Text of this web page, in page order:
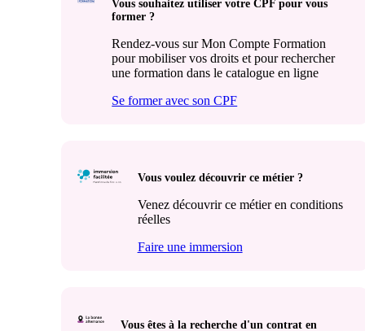
Vous souhaitez utiliser votre CPF pour vous
former ?
Rendez-vous sur Mon Compte Formation
pour mobiliser vos droits et pour rechercher
une formation dans le catalogue en ligne
Se former avec son CPF
Vous voulez découvrir ce métier ?
Venez découvrir ce métier en conditions
réelles
Faire une immersion
Vous êtes à la recherche d'un contrat en